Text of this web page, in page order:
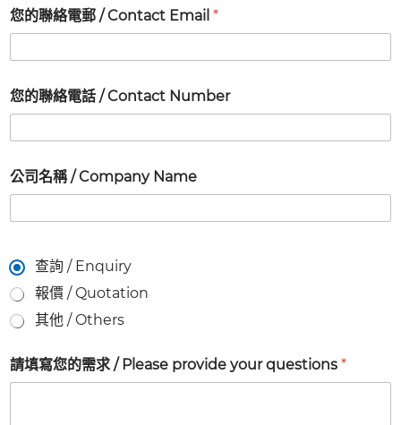
您的聯絡電郵 / Contact Email *
絡
人
p
r
o
v
e
您的聯絡電話 / Contact Number
聯
絡
C
n
t
a
t
公司名稱 / Company Name
查詢 / Enquiry
報價 / Quotation
其他 / Others
請填寫您的需求 / Please provide your questions *